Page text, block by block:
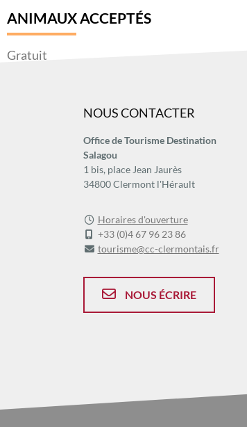
ANIMAUX ACCEPTÉS
Gratuit
Espace dédié à la dégustation
Accueil enfants
NOUS CONTACTER
Office de Tourisme Destination
Salagou
1 bis, place Jean Jaurès
34800 Clermont l'Hérault
Horaires d'ouverture
+33 (0)4 67 96 23 86
tourisme@cc-clermontais.fr
NOUS ÉCRIRE